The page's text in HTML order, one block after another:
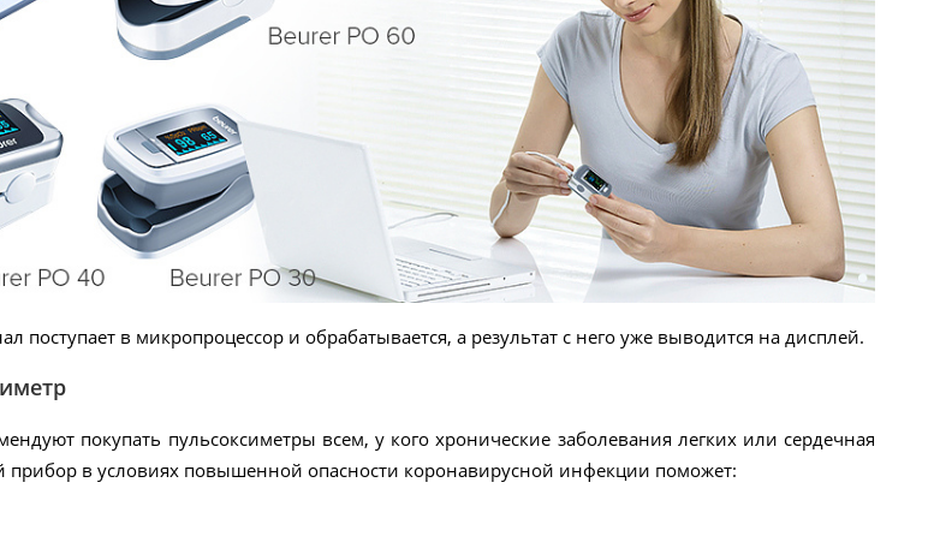
в микропроцессор и обрабатывается, а результат с него уже выводится на дисплей.
покупать пульсоксиметры всем, у кого хронические заболевания легких или сердечная
прибор в условиях повышенной опасности коронавирусной инфекции поможет: